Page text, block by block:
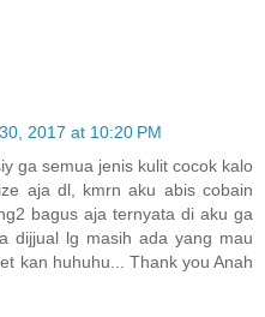
2017 at 10:20 PM
ga semua jenis kulit cocok kalo
aja dl, kmrn aku abis cobain
bagus aja ternyata di aku ga
dijjual lg masih ada yang mau
kan huhuhu... Thank you Anah